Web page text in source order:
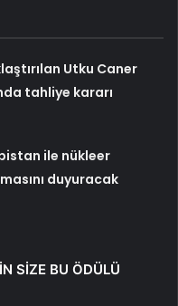
Utku Caner
tahliye kararı
ile nükleer
duyuracak
SİZE BU ÖDÜLÜ